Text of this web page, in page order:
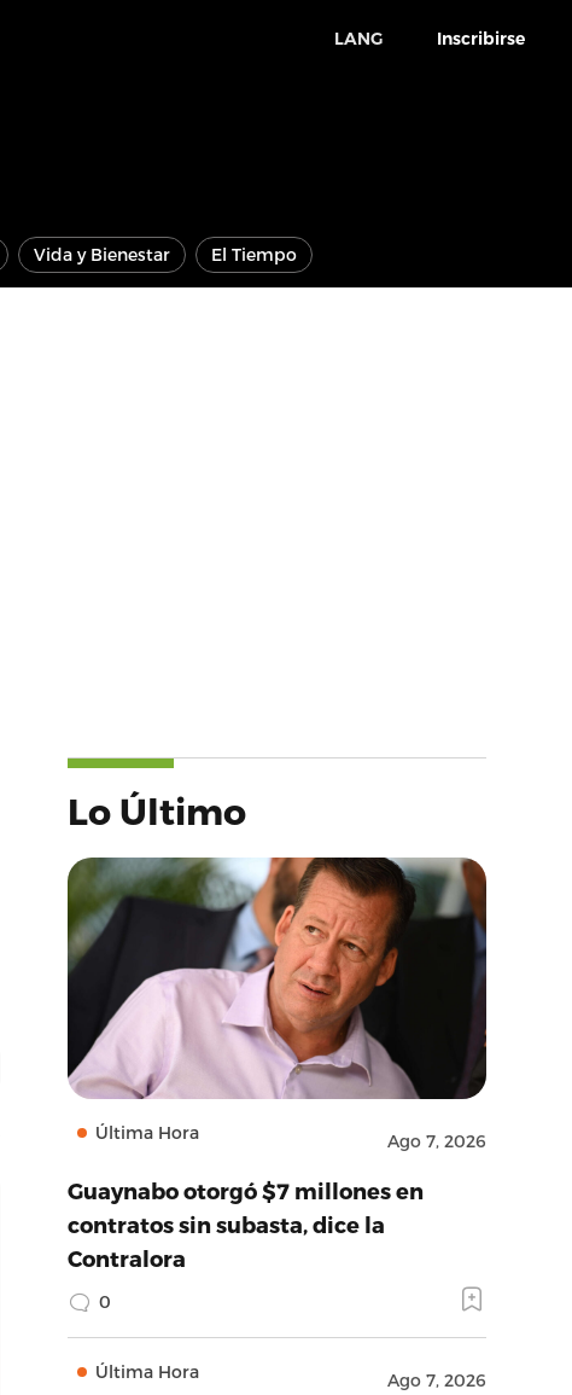
LANG Inscribirse
Vida y Bienestar El Tiempo
Lo Último
Última Hora Ago 7, 2026
Guaynabo otorgó $7 millones en
contratos sin subasta, dice la
Contralora
0
Última Hora Ago 7, 2026